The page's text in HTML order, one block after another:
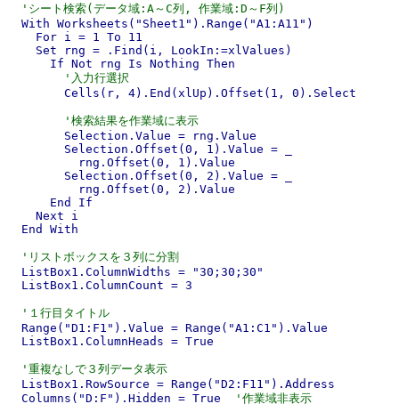
'シート検索(データ域:A～C列, 作業域:D～F列)
  With Worksheets("Sheet1").Range("A1:A11")
    For i = 1 To 11
    Set rng = .Find(i, LookIn:=xlValues)
      If Not rng Is Nothing Then
'入力行選択
        Cells(r, 4).End(xlUp).Offset(1, 0).Select
'検索結果を作業域に表示
        Selection.Value = rng.Value
        Selection.Offset(0, 1).Value = _
          rng.Offset(0, 1).Value
        Selection.Offset(0, 2).Value = _
          rng.Offset(0, 2).Value
      End If
    Next i
  End With
'リストボックスを３列に分割
  ListBox1.ColumnWidths = "30;30;30"
  ListBox1.ColumnCount = 3
'１行目タイトル
  Range("D1:F1").Value = Range("A1:C1").Value
  ListBox1.ColumnHeads = True
'重複なしで３列データ表示
  ListBox1.RowSource = Range("D2:F11").Address
  Columns("D:F").Hidden = True
'作業域非表示